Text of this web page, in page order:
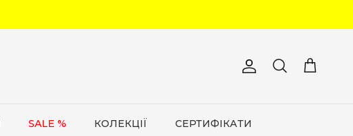
Обліковий запис
Пошук Кошик
SALE % КОЛЕКЦІЇ СЕРТИФІКАТИ